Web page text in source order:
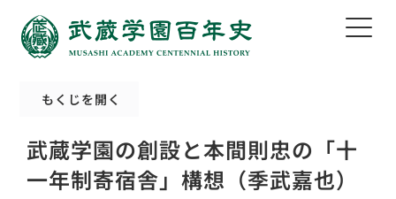
もくじを開く
武蔵学園の創設と本間則忠の「十
一年制寄宿舎」構想（季武嘉也）